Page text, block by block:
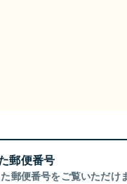
郵便番号
郵便番号をご覧いただけ